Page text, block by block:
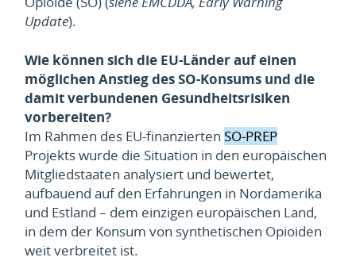
Update).
Wie können sich die EU-Länder auf einen
möglichen Anstieg des SO-Konsums und die
damitverbundenen Gesundheitsrisiken
vorbereiten?
Im Rahmen des EU-finanzierten SO-PREP
Projekts wurde die Situation in den europäischen
Mitgliedstaaten analysiert und bewertet,
aufbauend auf den Erfahrungen in Nordamerika
und Estland – dem einzigen europäischen Land,
in dem der Konsum von synthetischen Opioiden
weit verbreitet ist.